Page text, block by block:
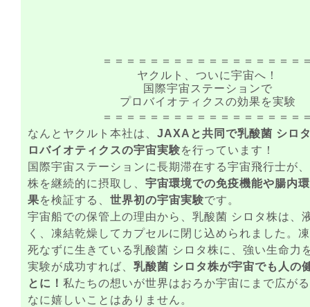
＝＝＝＝＝＝＝＝＝＝＝＝＝＝＝＝＝
ヤクルト、ついに宇宙へ！
国際宇宙ステーションで
プロバイオティクスの効果を実験
＝＝＝＝＝＝＝＝＝＝＝＝＝＝＝＝＝
なんとヤクルト本社は、 JAXAと共同で乳酸菌 シロ
ロバイオティクスの宇宙実験を行っています！
国際宇宙ステーションに長期滞在する宇宙飛行士が
株を継続的に摂取し、 宇宙環境での免疫機能や腸内
果を検証する、 世界初の宇宙実験です。
宇宙船での保管上の理由から、乳酸菌 シロタ株は、
く、凍結乾燥してカプセルに閉じ込められました。
死なずに生きている乳酸菌 シロタ株に、強い生命力
実験が成功すれば、 乳酸菌 シロタ株が宇宙でも人の
とに！ 私たちの想いが世界はおろか宇宙にまで広が
なに嬉しいことはありません。